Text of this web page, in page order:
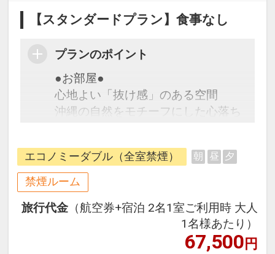
【スタンダードプラン】食事なし
プランのポイント
●お部屋●
心地よい「抜け感」のある空間
沖縄の自然をモチーフにした心落ち
デザイン。ミニマムな空間が、日々
の忙しさから心を開放してくれま
す。
・無料Wi-Fi完備
・加湿機能付空気洗浄機完備
・全室禁煙（1階入り口外に喫煙所
エコノミーダブル（全室禁煙） 朝 昼 夕
禁煙ルーム
旅行代金 （航空券+宿泊 2名1室ご利用時 大人
1名様あたり）
67,500円